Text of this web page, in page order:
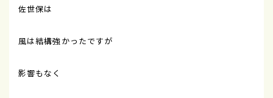
佐世保は
風は結構強かったですが
影響もなく